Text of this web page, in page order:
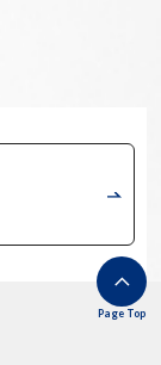
Page Top